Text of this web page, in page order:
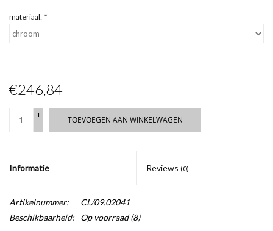
materiaal: *
€246,84
+
-
TOEVOEGEN AAN WINKELWAGEN
Informatie Reviews (0)
Artikelnummer:
CL/09.02041
Beschikbaarheid:
Op voorraad(8)